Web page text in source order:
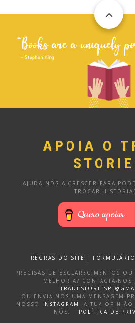
APOIA O
AJUDA-NOS A CRESCER PARA
TROCAR
REGRAS DO SITE |
PRECISAS DE ESCLARECIMENTOS OU
MELHORIA? CONTACTA-NOS
OU ENVIA-NOS UMA MENSAGEM
NOSSO INSTAGRAM . A TUA OPINIÃO
NÓS. |
POLÍTICA DE